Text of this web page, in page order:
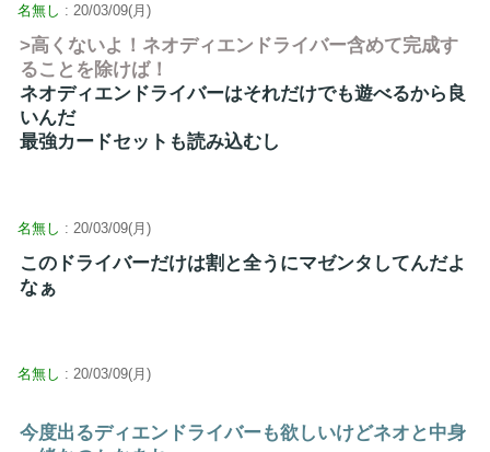
名無し : 20/03/09(月)
>高くないよ！ネオディエンドライバー含めて完成す
ることを除けば！
ネオディエンドライバーはそれだけでも遊べるから良
いんだ
最強カードセットも読み込むし
名無し : 20/03/09(月)
このドライバーだけは割と全うにマゼンタしてんだよ
なぁ
名無し : 20/03/09(月)
今度出るディエンドライバーも欲しいけどネオと中身